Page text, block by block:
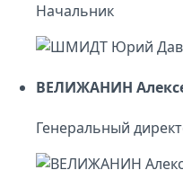
Начальник
ВЕЛИЖАНИН
Генеральный